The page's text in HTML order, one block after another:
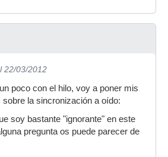
22/03/2012
poco con el hilo, voy a poner mis
la sincronización a oído:
soy bastante "ignorante" en este
pregunta os puede parecer de